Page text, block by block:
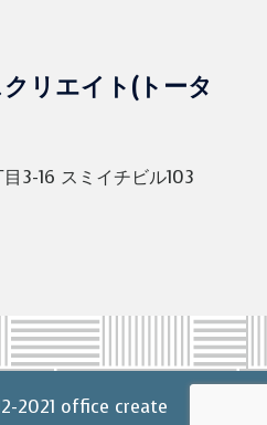
リエイト(トータ
3-16 スミイチビル103
2021 office create